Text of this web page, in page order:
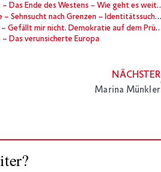
Das Ende des Westens – Wie geht es weiter?
nach Grenzen – Identitätssuche in Zeiten des Populismus
mir nicht. Demokratie auf dem Prüfstand.
Das verunsicherte Europa
NÄCHSTER
Marina Münkler